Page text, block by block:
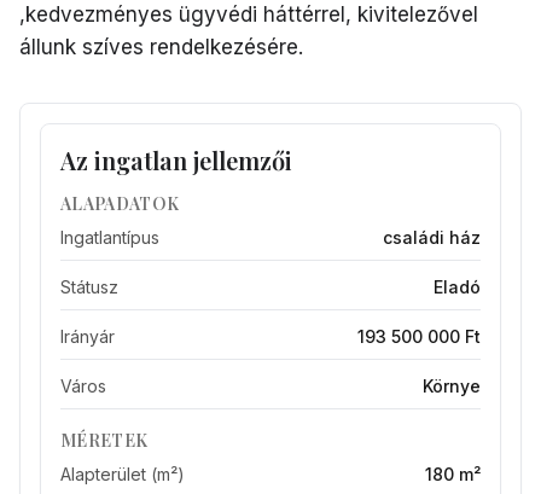
,kedvezményes ügyvédi háttérrel, kivitelezővel
állunk szíves rendelkezésére.
Az ingatlan jellemzői
ALAPADATOK
Ingatlantípus családi ház
Státusz Eladó
Irányár 193 500 000 Ft
Város Környe
MÉRETEK
Alapterület (m²) 180 m²